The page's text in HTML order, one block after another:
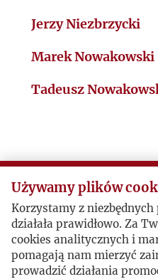
Jerzy Niezbrzycki
Marek Nowakowski
Tadeusz
Używamy plików
Korzystamy z
działała prawidłowo. Za
cookies analitycznych i
pomagają nam mierzyć
prowadzić działania